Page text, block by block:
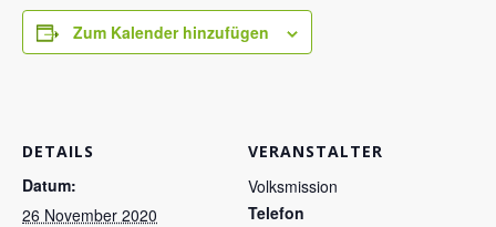
Zum Kalender hinzufügen
DETAILS
Datum:
26 November 2020
VERANSTALTER
Volksmission
Telefon